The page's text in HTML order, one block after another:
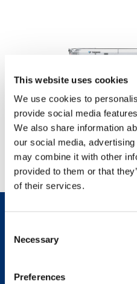
This website uses cookies
We use cookies to
provide social media
We also share information
our social media,
may combine it with other
provided to them or that
of their services.
Selection
Necessary
Preferences
AC
VER